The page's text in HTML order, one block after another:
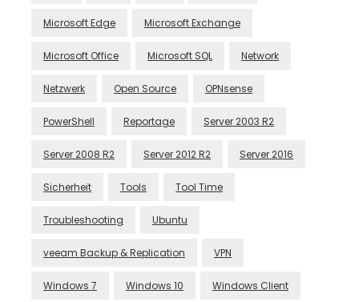
Microsoft Edge Microsoft Exchange
Microsoft Office Microsoft SQL Network
Netzwerk Open Source OPNsense
PowerShell Reportage Server 2003 R2
Server 2008 R2 Server 2012 R2 Server 2016
Sicherheit Tools Tool Time
Troubleshooting Ubuntu
veeam Backup & Replication VPN
Windows 7 Windows 10 Windows Client